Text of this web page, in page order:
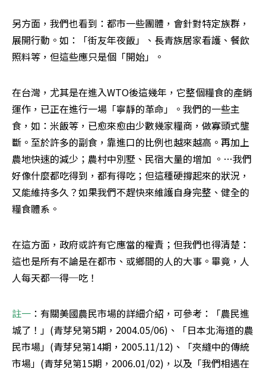
另方面，我們也看到：都市一些團體，會針對特定族群，
展開行動。如：「街友年夜飯」、長青族居家看護、餐飲
照料等，但這些應只是個「開始」。
在台灣，尤其是在進入WTO後這幾年，它整個糧食的產銷
運作，已正在進行一場「寧靜的革命」。我們的一些主
食，如：米飯等，已愈來愈由少數幾家糧商，做寡頭式壟
斷。至於許多的副食，靠進口的比例也越來越高。再加上
農地快速的減少；農村中別墅、民宿大量的增加 。…我們
好像什麼都吃得到，都有得吃；但這種硬撐起來的狀況，
又能維持多久？如果我們不趕快來維護自身完整、健全的
糧食體系。
在這方面，政府或許有它應當的權責；但我們也得清楚：
這也是所有不論是在都市、或鄉間的人的大事。畢竟，人
人每天都─得─吃！
註一 ：有關美國農民市場的詳細介紹，可參考：「農民進
城了！」(青芽兒第5期，2004.05/06)、「日本北海道的農
民市場」(青芽兒第14期，2005.11/12)、「夾縫中的傳統
市場」(青芽兒第15期，2006.01/02)，以及「我們相遇在